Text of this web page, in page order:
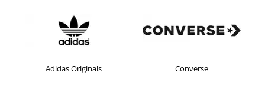
Adidas Originals Converse